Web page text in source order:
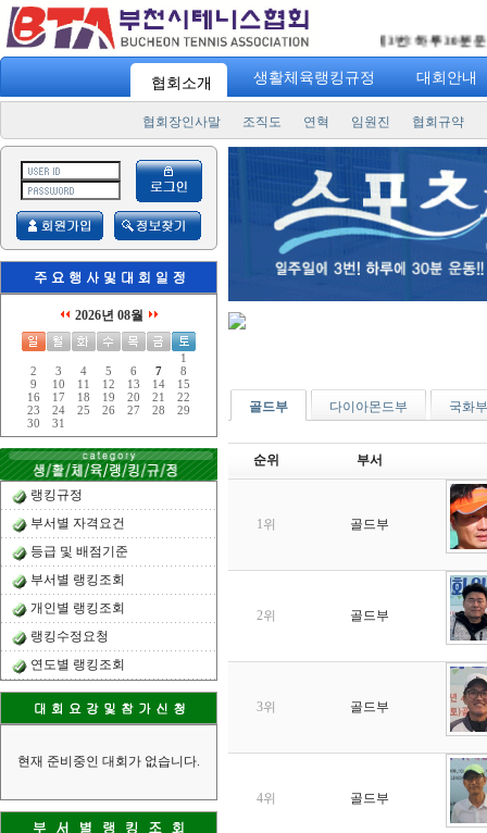
"스포츠 7330" 일주일에 3번! 하루 30분 운동! "
협회소개 생활체육랭킹규정 대회안내
협회장인사말 조직도 연혁 임원진 협회규약
2026년 08월
1
2
3 4 5 6 7
8
9
10 11 12 13 14
15
16
17 18 19 20 21
22
23
24 25 26 27 28
29
30
31
랭킹규정
부서별 자격요건
등급 및 배점기준
부서별 랭킹조회
개인별 랭킹조회
랭킹수정요청
연도별 랭킹조회
현재 준비중인 대회가 없습니다.
골드부 다이아몬드부 국화부
순위 부서
1위 골드부
2위 골드부
3위 골드부
4위 골드부